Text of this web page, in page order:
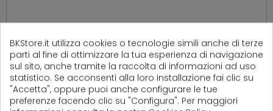
PRODOTTI CORRELATI
( 16 altri prodotti nella stessa categoria )
BKStore.it utilizza cookies o tecnologie simili anche di terze
parti al fine di ottimizzare la tua esperienza di navigazione
sul sito, anche tramite la raccolta di informazioni ad uso
statistico. Se acconsenti alla loro installazione fai clic su
"Accetta", oppure puoi anche configurare le tue
preferenze facendo clic su "Configura". Per maggiori